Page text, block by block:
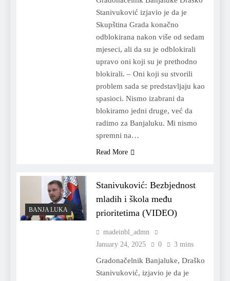
Stanivuković izjavio je da je
Skupština Grada konačno
odblokirana nakon više od sedam
mjeseci, ali da su je odblokirali
upravo oni koji su je prethodno
blokirali. – Oni koji su stvorili
problem sada se predstavljaju kao
spasioci. Nismo izabrani da
blokiramo jedni druge, već da
radimo za Banjaluku. Mi nismo
spremni na…
Read More
BANJA LUKA
Stanivuković: Bezbjednost
mladih i škola među
prioritetima (VIDEO)
madeinbl_admn
January 24, 2025
0 3 mins
Gradonačelnik Banjaluke, Draško
Stanivuković, izjavio je da je